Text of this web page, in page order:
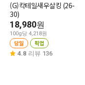
(G)칵테일새우살킹 (26-
30)
18,980원
100g당 4,218원
당일 픽업
4.8 리뷰 136